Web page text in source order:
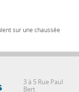
sur une chaussée
3 à 5 Rue Paul
Bert